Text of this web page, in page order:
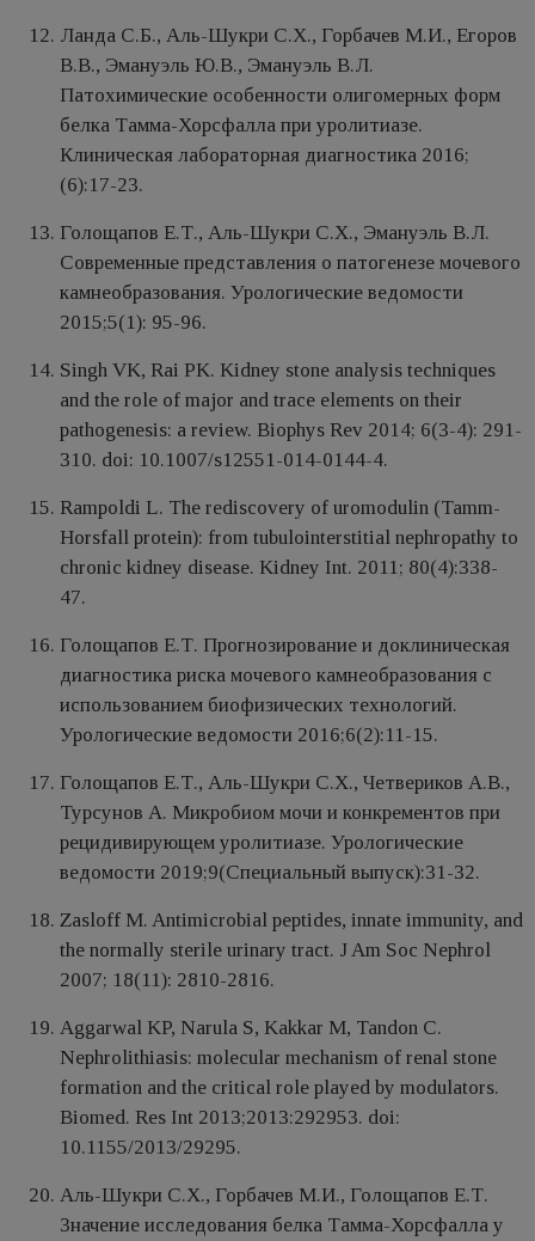
Ланда С.Б., Аль-Шукри С.Х., Горбачев М.И., Егоров
В.В., Эмануэль Ю.В., Эмануэль В.Л.
Патохимические особенности олигомерных форм
белка Тамма-Хорсфалла при уролитиазе.
Клиническая лабораторная диагностика 2016;
(6):17-23.
Голощапов Е.Т., Аль-Шукри С.Х., Эмануэль В.Л.
Современные представления о патогенезе мочевого
камнеобразования. Урологические ведомости
2015;5(1): 95-96.
Singh VK, Rai PK. Kidney stone analysis techniques
and the role of major and trace elements on their
pathogenesis: a review. Biophys Rev 2014; 6(3-4): 291-
310. doi: 10.1007/s12551-014-0144-4.
Rampoldi L. The rediscovery of uromodulin (Tamm-
Horsfall protein): from tubulointerstitial nephropathy to
chronic kidney disease. Kidney Int. 2011; 80(4):338-
47.
Голощапов Е.Т. Прогнозирование и доклиническая
диагностика риска мочевого камнеобразования с
использованием биофизических технологий.
Урологические ведомости 2016;6(2):11-15.
Голощапов Е.Т., Аль-Шукри С.Х., Четвериков А.В.,
Турсунов А. Микробиом мочи и конкрементов при
рецидивирующем уролитиазе. Урологические
ведомости 2019;9(Специальный выпуск):31-32.
Zasloff M. Antimicrobial peptides, innate immunity, and
the normally sterile urinary tract. J Am Soc Nephrol
2007; 18(11): 2810-2816.
Aggarwal KP, Narula S, Kakkar M, Tandon C.
Nephrolithiasis: molecular mechanism of renal stone
formation and the critical role played by modulators.
Biomed. Res Int 2013;2013:292953. doi:
10.1155/2013/29295.
Аль-Шукри С.Х., Горбачев М.И., Голощапов Е.Т.
Значение исследования белка Тамма-Хорсфалла у